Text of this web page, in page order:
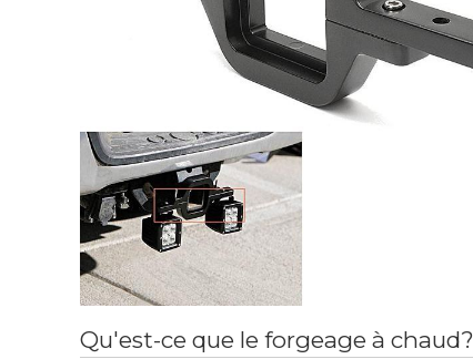
Qu'est-ce que le forgeage à chaud?